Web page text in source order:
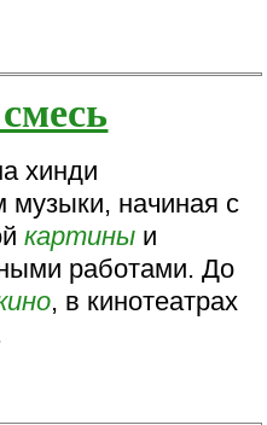
хинди
музыки, начиная с
картины и
работами. До
, в кинотеатрах